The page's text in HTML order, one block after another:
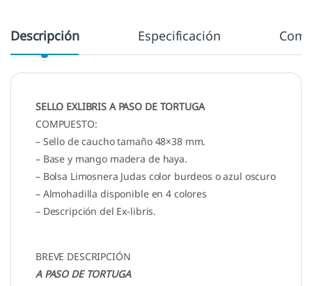
Descripción Especificación
SELLO EXLIBRIS A PASO DE TORTUGA
COMPUESTO:
– Sello de caucho tamaño 48×38 mm.
– Base y mango madera de haya.
– Bolsa Limosnera Judas color burdeos o azul oscuro
– Almohadilla disponible en 4 colores
– Descripción del Ex-libris.
BREVE DESCRIPCIÓN
A PASO DE TORTUGA